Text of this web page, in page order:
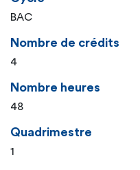
BAC
Nombre de crédits
4
Nombre heures
48
Quadrimestre
1